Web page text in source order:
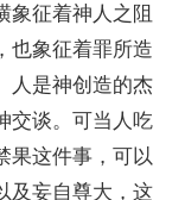
象征着神人之阻
也象征着罪所造
人是神创造的杰
交谈。可当人吃
果这件事，可以
及妄自尊大，这